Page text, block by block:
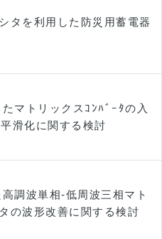
タを利用した防災用蓄電器
マトリックスｺﾝﾊﾞｰﾀの入
滑化に関する検討
調波単相-低周波三相マト
の波形改善に関する検討